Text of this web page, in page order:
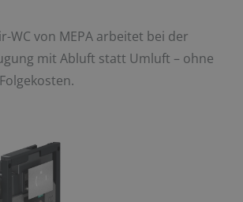
WC von MEPA arbeitet bei der
mit Abluft statt Umluft – ohne